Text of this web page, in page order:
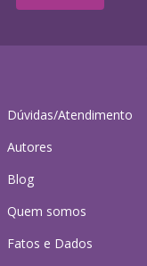
Dúvidas/Atendimento
Autores
Blog
Quem somos
Fatos e Dados